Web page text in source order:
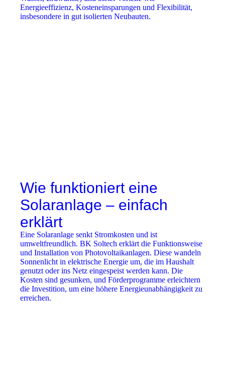
Energieeffizienz, Kosteneinsparungen und Flexibilität,
insbesondere in gut isolierten Neubauten.
Wie funktioniert eine
Solaranlage – einfach
erklärt
Eine Solaranlage senkt Stromkosten und ist
umweltfreundlich. BK Soltech erklärt die Funktionsweise
und Installation von Photovoltaikanlagen. Diese wandeln
Sonnenlicht in elektrische Energie um, die im Haushalt
genutzt oder ins Netz eingespeist werden kann. Die
Kosten sind gesunken, und Förderprogramme erleichtern
die Investition, um eine höhere Energieunabhängigkeit zu
erreichen.